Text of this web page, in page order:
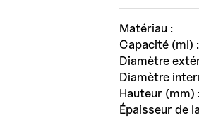
Matériau :
Capacité (ml) :
Diamètre
Diamètre interne
Hauteur (mm) :
Épaisseur de la